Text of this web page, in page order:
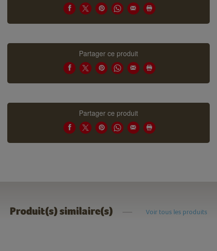
Partager ce produit
Partager ce produit
Produit(s) similaire(s) Voir tous les produits